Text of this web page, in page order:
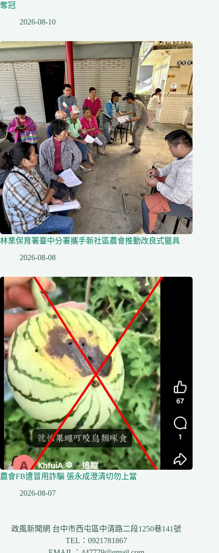
奪冠
2026-08-10
林業保育署臺中分署攜手新社區農會推動改良式獵具
2026-08-08
農會FB遭冒用詐騙 張永成澄清切勿上當
2026-08-07
政風新聞網 台中市西屯區中清路二段1250巷141號
TEL：0921781867